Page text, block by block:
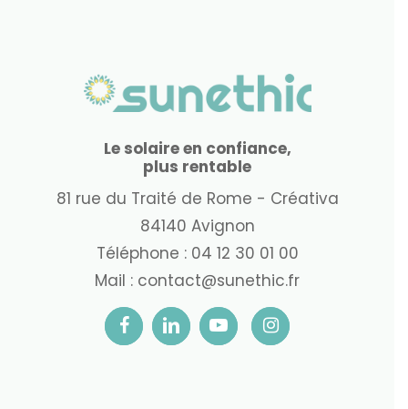
Le solaire en confiance,
plus rentable
81 rue du Traité de Rome - Créativa
84140 Avignon
Téléphone : 04 12 30 01 00
Mail : contact@sunethic.fr